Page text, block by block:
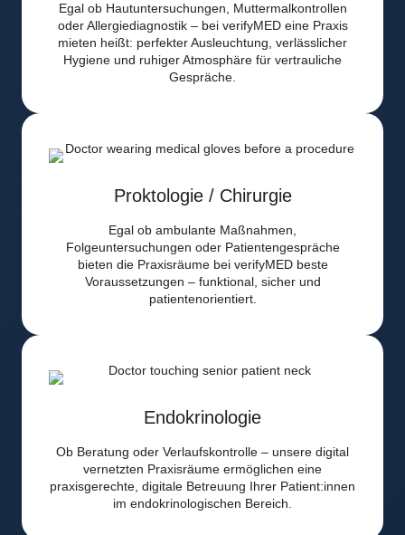
Egal ob Hautuntersuchungen, Muttermalkontrollen
oder Allergiediagnostik – bei verifyMED eine Praxis
mieten heißt: perfekter Ausleuchtung, verlässlicher
Hygiene und ruhiger Atmosphäre für vertrauliche
Gespräche.
Proktologie / Chirurgie
Egal ob ambulante Maßnahmen,
Folgeuntersuchungen oder Patientengespräche
bieten die Praxisräume bei verifyMED beste
Voraussetzungen – funktional, sicher und
patientenorientiert.
Endokrinologie
Ob Beratung oder Verlaufskontrolle – unsere digital
vernetzten Praxisräume ermöglichen eine
praxisgerechte, digitale Betreuung Ihrer Patient:innen
im endokrinologischen Bereich.